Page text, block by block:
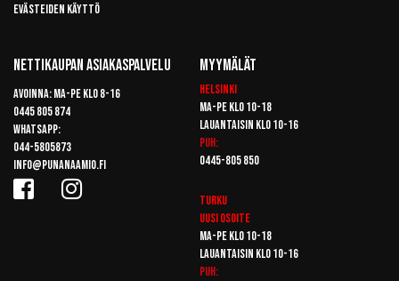
Evästeiden käyttö
Nettikaupan Asiakaspalvelu
Avoinna: Ma-pe klo 8-16
0445 805 874
Whatsapp:
044-5805873
info@punanaamio.fi
Myymälät
Helsinki
Ma-pe klo 10-18
Lauantaisin klo 10-16
Puh:
0445-805 850
Turku
Uusi osoite
Ma-pe klo 10-18
Lauantaisin klo 10-16
Puh: